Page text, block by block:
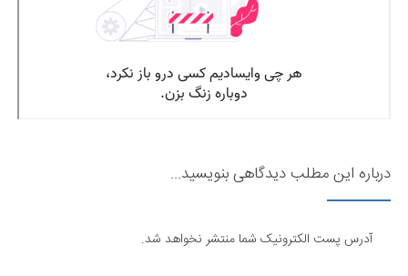
درباره این مطلب دیدگاهی بنویسید...
آدرس پست الکترونیک شما منتشر نخواهد شد.